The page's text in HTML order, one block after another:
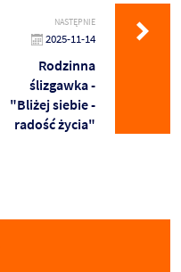
NASTĘPNIE
2025-11-14
Rodzinna
ślizgawka -
"Bliżej siebie -
radość życia"